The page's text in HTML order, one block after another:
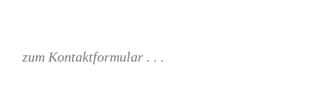
zum Kontaktformular . . .